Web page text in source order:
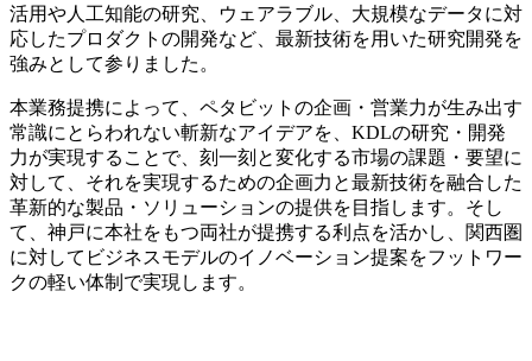
活用や人工知能の研究、ウェアラブル、大規模なデータに対
応したプロダクトの開発など、最新技術を用いた研究開発を
強みとして参りました。
本業務提携によって、ペタビットの企画・営業力が生み出す
常識にとらわれない斬新なアイデアを、KDLの研究・開発
力が実現することで、刻一刻と変化する市場の課題・要望に
対して、それを実現するための企画力と最新技術を融合した
革新的な製品・ソリューションの提供を目指します。そし
て、神戸に本社をもつ両社が提携する利点を活かし、関西圏
に対してビジネスモデルのイノベーション提案をフットワー
クの軽い体制で実現します。